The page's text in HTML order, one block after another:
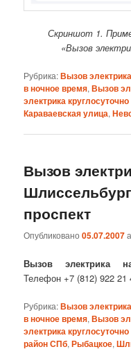
Скриншот 1.
«Вызов
Рубрика:Вызов
в ночное время,Вызов
электрика круглосуточно
Караваевская улица,
Вызов
проспект
Опубликовано05.07.2007
Вызов электрика
Телефон +7 (812) 922 21
Рубрика:Вызов
в ночное время,Вызов
электрика круглосуточно
район СПб,Рыбацкое,